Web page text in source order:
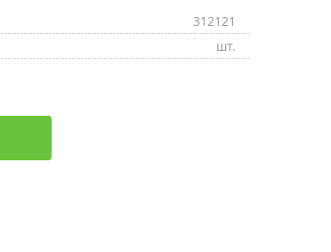
312121
шт.